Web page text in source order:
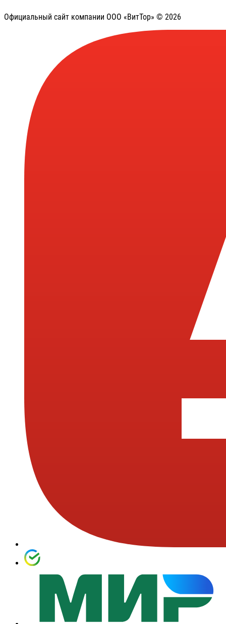
Официальный сайт компании ООО «ВитТор» © 2026